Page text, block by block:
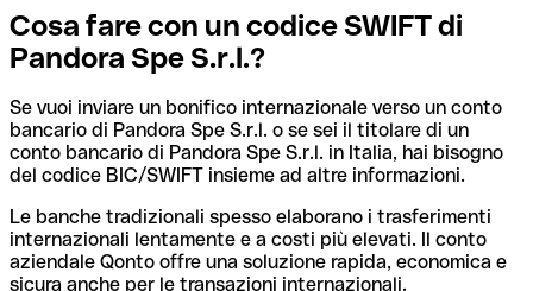
Cosa fare con un codice SWIFT di
Pandora Spe S.r.l.?
Se vuoi inviare un bonifico internazionale verso un conto
bancario di Pandora Spe S.r.l. o se sei il titolare di un
conto bancario di Pandora Spe S.r.l. in Italia, hai bisogno
del codice BIC/SWIFT insieme ad altre informazioni.
Le banche tradizionali spesso elaborano i trasferimenti
internazionali lentamente e a costi più elevati. Il conto
aziendale Qonto offre una soluzione rapida, economica e
sicura anche per le transazioni internazionali.